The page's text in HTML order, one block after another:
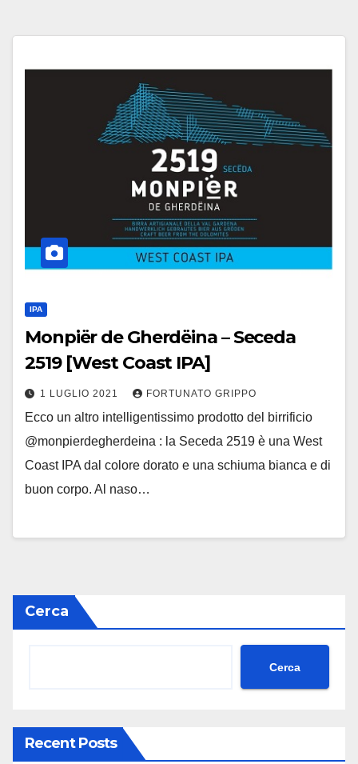
IPA
Monpiër de Gherdëina – Seceda
2519 [West Coast IPA]
1 LUGLIO 2021 FORTUNATO GRIPPO
Ecco un altro intelligentissimo prodotto del birrificio
@monpierdegherdeina : la Seceda 2519 è una West
Coast IPA dal colore dorato e una schiuma bianca e di
buon corpo. Al naso…
Cerca
Cerca
Recent Posts